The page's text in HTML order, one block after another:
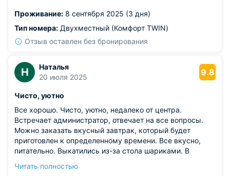
Проживание: 8 сентября 2025 (3 дня)
Тип номера: Двухместный (Комфорт TWIN)
Отзыв оставлен без бронирования
Н
Наталья
20 июля 2025
9.8
Чисто, уютно
Все хорошо. Чисто, уютно, недалеко от центра.
Встречает администратор, отвечает на все вопросы.
Можно заказать вкусный завтрак, который будет
приготовлен к определенному времени. Все вкусно,
питательно. Выкатились из-за стола шариками. В
градусов.
Читать полностью